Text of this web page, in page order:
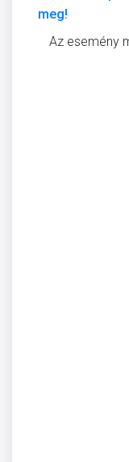
meg!
Az esemény